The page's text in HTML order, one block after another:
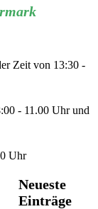
Zeit von 13:30 -
- 11.00 Uhr und
Uhr
Neueste
Einträge